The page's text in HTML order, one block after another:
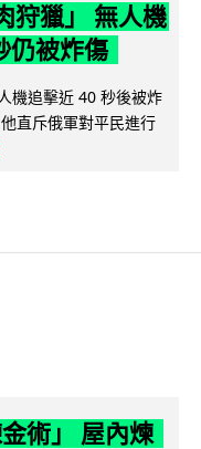
狩獵」 無人機
仍被炸傷
機追擊近 40 秒後被炸
直斥俄軍對平民進行
術」 屋內煉